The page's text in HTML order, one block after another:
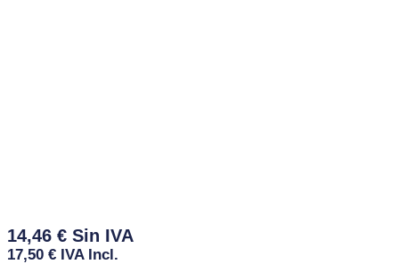
14,46 €
17,50 € IVA Incl.